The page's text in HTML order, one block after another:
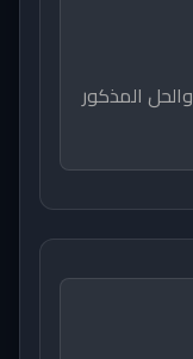
المذكور